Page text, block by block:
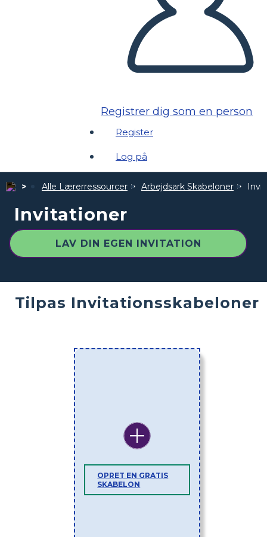
Registrer dig som en person
Register
Log på
Alle Lærerressourcer Arbejdsark Skabeloner
Invitationer
LAV DIN EGEN INVITATION
Tilpas Invitationsskabeloner
OPRET EN GRATIS
SKABELON